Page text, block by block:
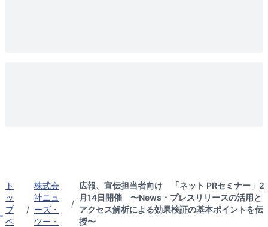
ト
ッ
プ
ペ
/
株式会
社ニュ
ーズ・
ツー・
/
広報、宣伝担当者向け 「ネット PRセミナー」2
月14日開催 〜News・プレスリリースの活用と
アクセス解析による効果検証の基本ポイントを伝
授〜